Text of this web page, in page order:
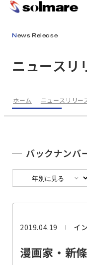
ニュースリ
News Release
ホーム ニュースリリー
2019.04.19 イ
漫画家・新
バックナンバ